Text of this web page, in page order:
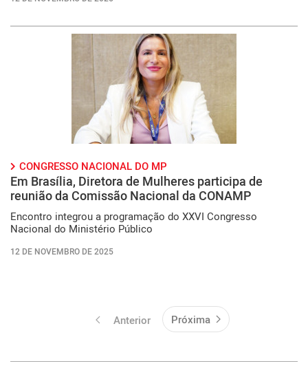
CONGRESSO NACIONAL DO MP
Em Brasília, Diretora de Mulheres participa de
reunião da Comissão Nacional da CONAMP
Encontro integrou a programação do XXVI Congresso
Nacional do Ministério Público
12 DE NOVEMBRO DE 2025
Anterior Próxima